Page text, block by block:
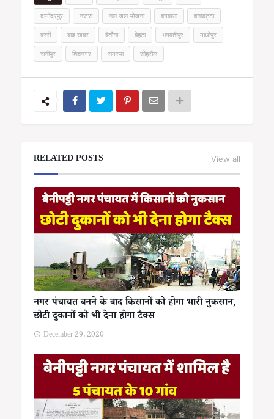
दामोदरपुर नजरा नल जल योजना बगवासा बनकट्टा
बररी बाढ़ खबर बेतौना बेहटा भगवतीपुर माधोपुर
रानीपुर शिवनगर समस्या सोहरौल
RELATED POSTS View all
नगर पंचायत बनने के बाद किसानों को होगा भारी नुकसान,
छोटी दुकानों को भी देना होगा टैक्स
December 29, 2020